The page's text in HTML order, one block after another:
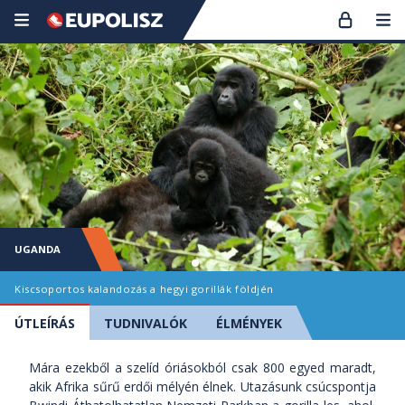
UGANDA
Kiscsoportos kalandozás a hegyi gorillák földjén
ÚTLEÍRÁS TUDNIVALÓK ÉLMÉNYEK
Mára ezekből a szelíd óriásokból csak 800 egyed maradt,
akik Afrika sűrű erdői mélyén élnek. Utazásunk csúcspontja